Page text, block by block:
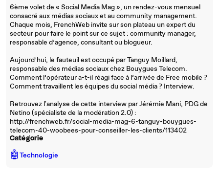
6ème volet de « Social Media Mag », un rendez-vous mensuel
consacré aux médias sociaux et au community management.
Chaque mois, FrenchWeb invite sur son plateau un expert du
secteur pour faire le point sur ce sujet : community manager,
responsable d’agence, consultant ou blogueur.
Aujourd’hui, le fauteuil est occupé par Tanguy Moillard,
responsable des médias sociaux chez Bouygues Telecom.
Comment l’opérateur a-t-il réagi face à l’arrivée de Free mobile ?
Comment travaillent les équipes du social média ? Interview.
Retrouvez l'analyse de cette interview par Jérémie Mani, PDG de
Netino (spécialiste de la modération 2.0) :
http://frenchweb.fr/social-media-mag-6-tanguy-bouygues-
telecom-40-woobees-pour-conseiller-les-clients/113402
Catégorie
🤖Technologie